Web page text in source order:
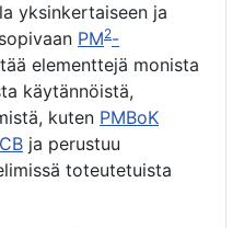
yksinkertaiseen ja
PM2-
elementtejä monista
käytännöistä,
kuten PMBoK
ja perustuu
toteutetuista